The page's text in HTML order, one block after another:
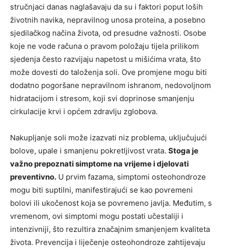
stručnjaci danas naglašavaju da su i faktori poput loših
životnih navika, nepravilnog unosa proteina, a posebno
sjedilačkog načina života, od presudne važnosti. Osobe
koje ne vode računa o pravom položaju tijela prilikom
sjedenja često razvijaju napetost u mišićima vrata, što
može dovesti do taloženja soli. Ove promjene mogu biti
dodatno pogoršane nepravilnom ishranom, nedovoljnom
hidratacijom i stresom, koji svi doprinose smanjenju
cirkulacije krvi i općem zdravlju zglobova.
Nakupljanje soli može izazvati niz problema, uključujući
bolove, upale i smanjenu pokretljivost vrata. Stoga je
važno prepoznati simptome na vrijeme i djelovati
preventivno. U prvim fazama, simptomi osteohondroze
mogu biti suptilni, manifestirajući se kao povremeni
bolovi ili ukočenost koja se povremeno javlja. Međutim, s
vremenom, ovi simptomi mogu postati učestaliji i
intenzivniji, što rezultira značajnim smanjenjem kvaliteta
života. Prevencija i liječenje osteohondroze zahtijevaju